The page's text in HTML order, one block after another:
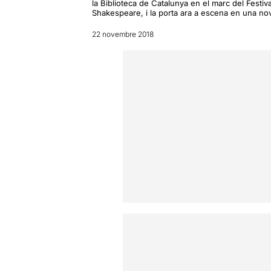
la Biblioteca de Catalunya en el marc del
Shakespeare, i la porta ara a escena en una
22 novembre 2018